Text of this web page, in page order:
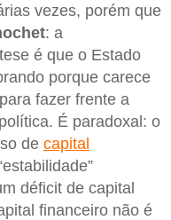
vezes, porém que
: a
é que o Estado
porque carece
fazer frente a
É paradoxal: o
de capital
déficit de capital
financeiro não é